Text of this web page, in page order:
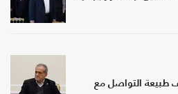
طبيعة التواصل مع